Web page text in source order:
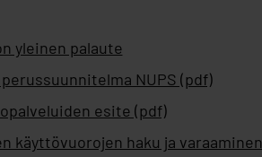
yleinen palaute
NUPS (pdf)
esite (pdf)
käyttövuorojen haku ja varaaminen